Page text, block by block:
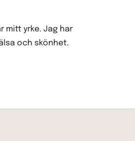
mitt yrke. Jag har
och skönhet.